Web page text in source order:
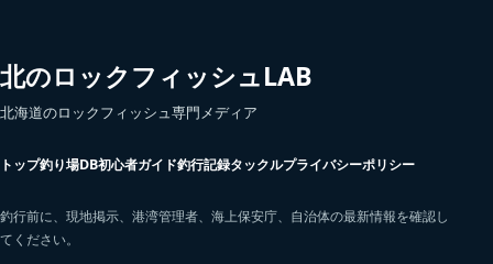
北のロックフィッシュLAB
北海道のロックフィッシュ専門メディア
トップ釣り場DB初心者ガイド釣行記録タックルプライバシーポリシー
釣行前に、現地掲示、港湾管理者、海上保安庁、自治体の最新情報を確認し
てください。